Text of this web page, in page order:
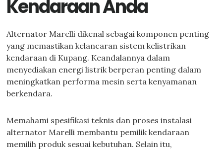
Kendaraan Anda
Alternator Marelli dikenal sebagai komponen penting
yang memastikan kelancaran sistem kelistrikan
kendaraan di Kupang. Keandalannya dalam
menyediakan energi listrik berperan penting dalam
meningkatkan performa mesin serta kenyamanan
berkendara.
Memahami spesifikasi teknis dan proses instalasi
alternator Marelli membantu pemilik kendaraan
memilih produk sesuai kebutuhan. Selain itu,